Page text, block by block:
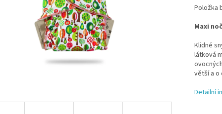
Položka
Maxi
Klidné
látková
větší a o
Detailní